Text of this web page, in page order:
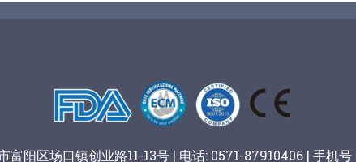
富阳区场口镇创业路11-13号 | 电话: 0571-87910406 | 手机